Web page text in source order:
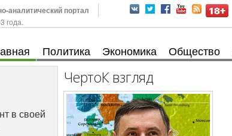
аналитический портал
года.
Политика Экономика Общество
в своей
ЧертоК взгляд